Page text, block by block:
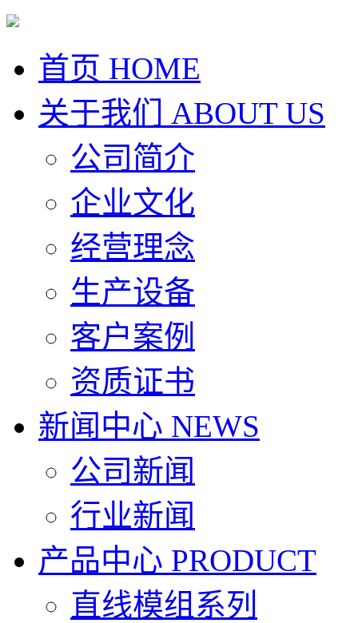
首页 HOME
关于我们
ABOUT US
公司简介
企业文化
经营理念
生产设备
客户案例
资质证书
新闻中心 NEWS
公司新闻
行业新闻
产品中心 PRODUCT
直线模组系列